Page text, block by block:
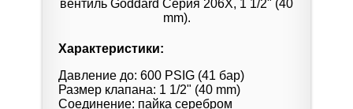
Характеристики:
Давление до: 600 PSIG (41 бар)
Размер клапана: 1 1/2" (40 mm)
Соединение: пайка серебром